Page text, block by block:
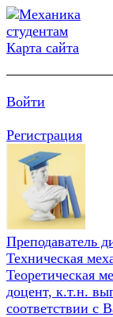
Карта сайта
Войти
Регистрация
Преподаватель
Техническая
Теоретическая
доцент, к.т.н.
соответствии с